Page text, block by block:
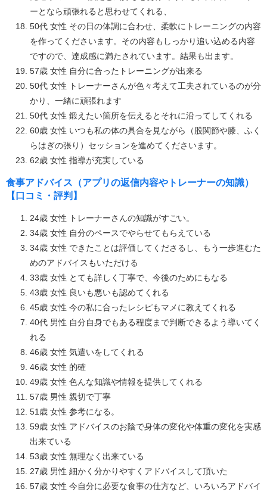
ーとなら頑張れると思わせてくれる、
50代 女性 その日の体調に合わせ、柔軟にトレーニングの内容
を作ってくださいます。その内容もしっかり追い込める内容
ですので、達成感に満たされています。結果も出ます。
57歳 女性 自分に合ったトレーニングが出来る
50代 女性 トレーナーさんが色々考えて工夫されているのが分
かり、一緒に頑張れます
50代 女性 鍛えたい箇所を伝えるとそれに沿ってしてくれる
60歳 女性 いつも私の体の具合を見ながら（股関節や膝、ふく
らはぎの張り）セッションを進めてくださいます。
62歳 女性 指導が充実している
食事アドバイス（アプリの返信内容やトレーナーの知識）
【口コミ・評判】
24歳 女性 トレーナーさんの知識がすごい。
34歳 女性 自分のペースでやらせてもらえている
34歳 女性 できたことは評価してくださるし、もう一歩進むた
めのアドバイスもいただける
33歳 女性 とても詳しく丁寧で、今後のためにもなる
43歳 女性 良いも悪いも認めてくれる
45歳 女性 今の私に合ったレシピもマメに教えてくれる
40代 男性 自分自身でもある程度まで判断できるよう導いてく
れる
46歳 女性 気遣いをしてくれる
46歳 女性 的確
49歳 女性 色んな知識や情報を提供してくれる
57歳 男性 親切で丁寧
51歳 女性 参考になる。
59歳 女性 アドバイスのお陰で身体の変化や体重の変化を実感
出来ている
53歳 女性 無理なく出来ている
27歳 男性 細かく分かりやすくアドバイスして頂いた
57歳 女性 今自分に必要な食事の仕方など、いろいろアドバイ